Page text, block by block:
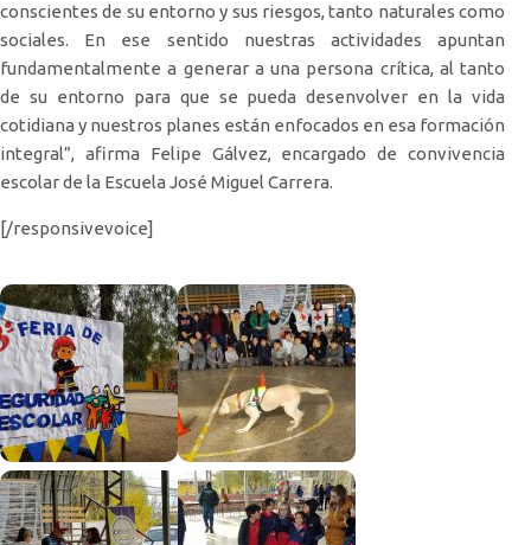
conscientes de su entorno y sus riesgos, tanto naturales como
sociales. En ese sentido nuestras actividades apuntan
fundamentalmente a generar a una persona crítica, al tanto
de su entorno para que se pueda desenvolver en la vida
cotidiana y nuestros planes están enfocados en esa formación
integral”, afirma Felipe Gálvez, encargado de convivencia
escolar de la Escuela José Miguel Carrera.
[/responsivevoice]